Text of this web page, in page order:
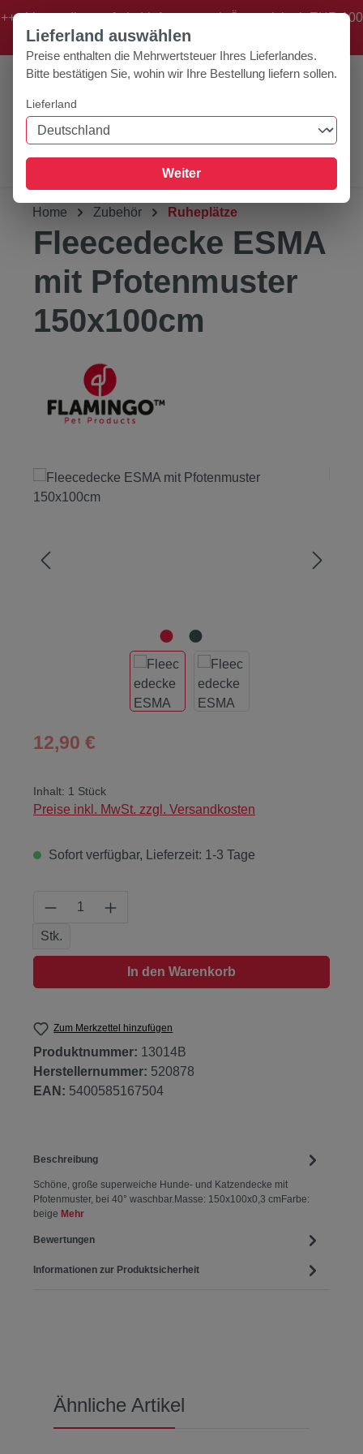
Zum Hauptinhalt springen
+++ Versandkostenfreie Lieferung nach Österreich ab EUR 100
Bestellwert! +++
Du hast 0
Home Zubehör Ruheplätze
Fleecedecke ESMA
mit Pfotenmuster
150x100cm
Bildergalerie überspringen
Regulärer Preis:
12,90 €
Inhalt: 1 Stück
Preise inkl. MwSt. zzgl. Versandkosten
Sofort verfügbar, Lieferzeit: 1-3 Tage
Produkt Anzahl: Gib den gewünschten
Stk.
In den Warenkorb
Zum Merkzettel hinzufügen
Produktnummer: 13014B
Herstellernummer: 520878
EAN: 5400585167504
Beschreibung
Schöne, große superweiche Hunde- und Katzendecke mit
Pfotenmuster, bei 40° waschbar.Masse: 150x100x0,3 cmFarbe:
beige Mehr
Bewertungen
Informationen zur Produktsicherheit
Produktgalerie überspringen
Ähnliche Artikel
Lieferland auswählen
Preise enthalten die Mehrwertsteuer Ihres Lieferlandes.
Bitte bestätigen Sie, wohin wir Ihre Bestellung liefern sollen.
Lieferland
Weiter